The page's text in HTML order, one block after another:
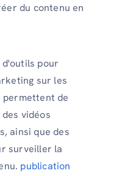
du contenu en
pour
sur les
permettent de
vidéos
ainsi que des
surveiller la
publication